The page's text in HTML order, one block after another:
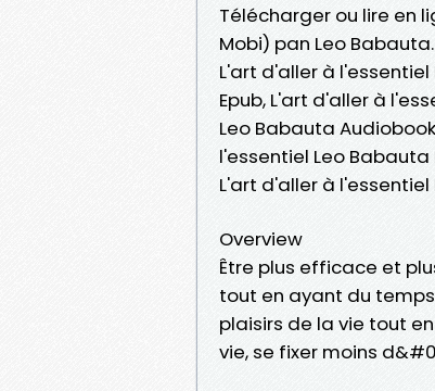
Télécharger ou lire en
Mobi) pan Leo Babauta.
L'art d'aller à l'essentiel
Epub, L'art d'aller à
Leo Babauta
l'essentiel Leo Babauta
L'art d'aller à
Overview
Être plus efficace et
tout en ayant du
plaisirs de la vie tout
vie, se fixer moins